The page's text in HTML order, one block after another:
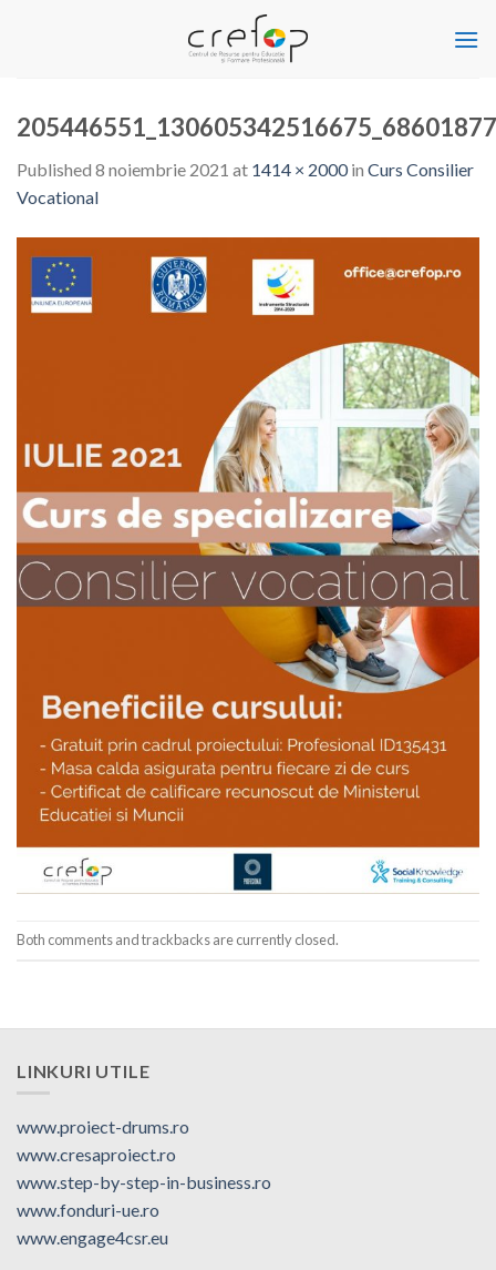
Published 8 noiembrie 2021 at 1414 × 2000in Curs Consilier
Vocational
Both comments and trackbacks are currently closed.
LINKURI UTILE
www.proiect-drums.ro
www.cresaproiect.ro
www.step-by-step-in-business.ro
www.fonduri-ue.ro
www.engage4csr.eu